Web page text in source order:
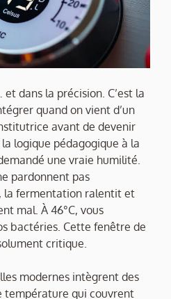
dans la précision. C’est la
quand on vient d’un
avant de devenir
logique pédagogique à la
une vraie humilité.
pardonnent pas
la fermentation ralentit et
mal. À 46°C, vous
bactéries. Cette fenêtre de
critique.
modernes intègrent des
température qui couvrent